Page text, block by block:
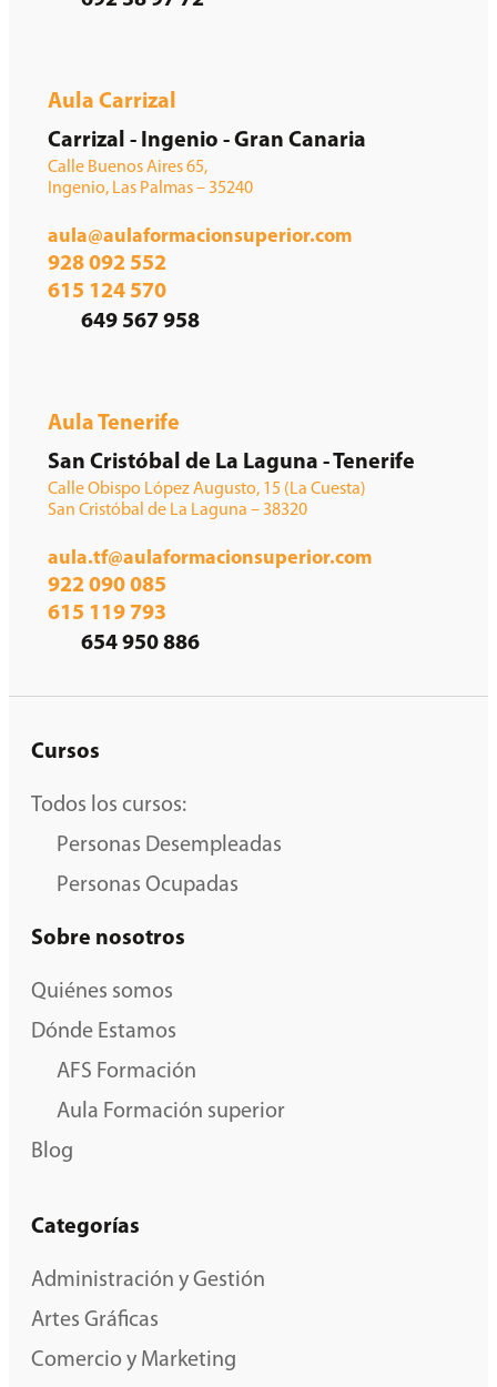
Aula Carrizal
Carrizal - Ingenio - Gran Canaria
Calle Buenos Aires 65,
Ingenio, Las Palmas – 35240
aula@aulaformacionsuperior.com
928 092 552
615 124 570
649 567 958
Aula Tenerife
San Cristóbal de La Laguna - Tenerife
Calle Obispo López Augusto, 15 (La Cuesta)
San Cristóbal de La Laguna – 38320
aula.tf@aulaformacionsuperior.com
922 090 085
615 119 793
654 950 886
Cursos
Todos los cursos:
Personas Desempleadas
Personas Ocupadas
Sobre nosotros
Quiénes somos
Dónde Estamos
AFS Formación
Aula Formación superior
Blog
Categorías
Administración y Gestión
Artes Gráficas
Comercio y Marketing